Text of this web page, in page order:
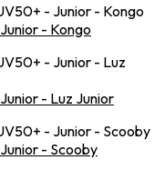
- Kongo
- Luz Junior
- Scooby